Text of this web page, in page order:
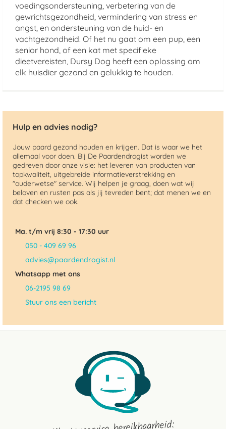
voedingsondersteuning, verbetering van de
gewrichtsgezondheid, vermindering van stress en
angst, en ondersteuning van de huid- en
vachtgezondheid. Of het nu gaat om een pup, een
senior hond, of een kat met specifieke
dieetvereisten, Dursy Dog heeft een oplossing om
elk huisdier gezond en gelukkig te houden.
Hulp en advies nodig?
Jouw paard gezond houden en krijgen. Dat is waar we het
allemaal voor doen. Bij De Paardendrogist worden we
gedreven door onze visie: het leveren van producten van
topkwaliteit, uitgebreide informatieverstrekking en
"ouderwetse" service. Wij helpen je graag, doen wat wij
beloven en rusten pas als jij tevreden bent; dat menen we en
dat checken we ook.
Ma. t/m vrij 8:30 - 17:30 uur
050 - 409 69 96
advies@paardendrogist.nl
Whatsapp met ons
06-2195 98 69
Stuur ons een bericht